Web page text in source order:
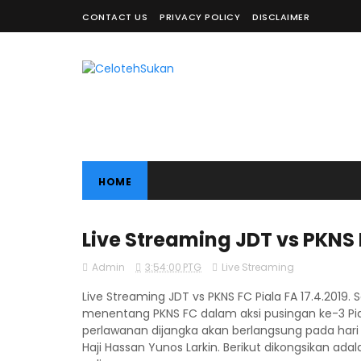
CONTACT US PRIVACY POLICY DISCLAIMER
HOME
Live Streaming JDT vs PKNS
Admin 3:54:00 PTG Live Streaming
Live Streaming JDT vs PKNS FC Piala FA
menentang PKNS FC dalam aksi pusingan ke-3
perlawanan dijangka akan berlangsung pada
Haji Hassan Yunos Larkin. Berikut dikongsikan